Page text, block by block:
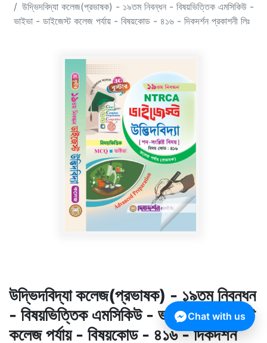
উদ্ভিদবিদ্যা কলেজ(প্রভাষক) - ১৯তম নিবন্ধন - বিষয়ভিত্তিক এমসিকিউ -
ভাইভা - ডাইজেস্ট কলেজ পর্যায় - বিষয়কোড - ৪১৬ - দিকদর্শন প্রকাশনী লিঃ
উদ্ভিদবিদ্যা কলেজ(প্রভাষক) - ১৯তম নিবন্ধন
- বিষয়ভিত্তিক এমসিকিউ - ভাইভা - ডাইজেস্ট
কলেজ পর্যায় - বিষয়কোড - ৪১৬ - দিকদর্শন
Chat with us